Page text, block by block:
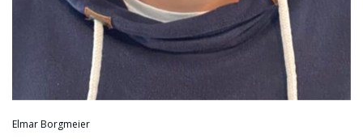
Elmar Borgmeier